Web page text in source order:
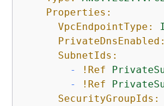
Properties:
VpcEndpointType:
PrivateDnsEnabled:
SubnetIds:
-
!Ref
-
!Ref
SecurityGroupIds: